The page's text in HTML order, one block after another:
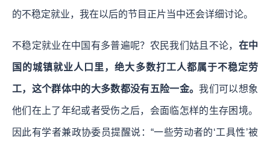
的不稳定就业，我在以后的节目正片当中还会详细讨论。
不稳定就业在中国有多普遍呢？农民我们姑且不论， 在中
国的城镇就业人口里，绝大多数打工人都属于不稳定劳
工，这个群体中的大多数都没有五险一金。我们可以想象
他们在上了年纪或者受伤之后，会面临怎样的生存困境。
因此有学者兼政协委员提醒说：“一些劳动者的‘工具性’被